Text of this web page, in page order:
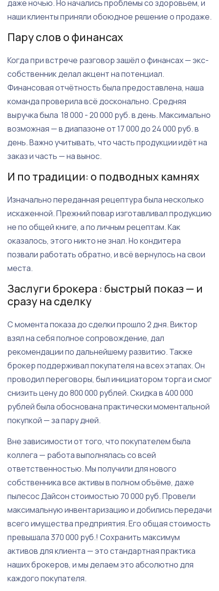
даже ночью. Но начались проблемы со здоровьем, и
наши клиенты приняли обоюдное решение о продаже.
Пару слов о финансах
Когда при встрече разговор зашёл о финансах — экс-
собственник делал акцент на потенциал.
Финансовая отчётность была предоставлена, наша
команда проверила всё досконально. Средняя
выручка была 18 000 - 20 000 руб. в день. Максимально
возможная — в диапазоне от 17 000 до 24 000 руб. в
день. Важно учитывать, что часть продукции идёт на
заказ и часть — на вынос.
И по традиции: о подводных камнях
Изначально переданная рецептура была несколько
искаженной. Прежний повар изготавливал продукцию
не по общей книге, а по личным рецептам. Как
оказалось, этого никто не знал. Но кондитера
позвали работать обратно, и всё вернулось на свои
места.
Заслуги брокера : быстрый показ — и
сразу на сделку
С момента показа до сделки прошло 2 дня. Виктор
взял на себя полное сопровождение, дал
рекомендации по дальнейшему развитию. Также
брокер поддерживал покупателя на всех этапах. Он
проводил переговоры, был инициатором торга и смог
снизить цену до 800 000 рублей. Скидка в 400 000
рублей была обоснована практически моментальной
покупкой — за пару дней.
Вне зависимости от того, что покупателем была
коллега — работа выполнялась со всей
ответственностью. Мы получили для нового
собственника все активы в полном объёме, даже
пылесос Дайсон стоимостью 70 000 руб. Провели
максимальную инвентаризацию и добились передачи
всего имущества предприятия. Его общая стоимость
превышала 370 000 руб.! Сохранить максимум
активов для клиента — это стандартная практика
наших брокеров, и мы делаем это абсолютно для
каждого покупателя.